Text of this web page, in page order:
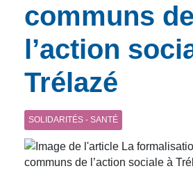
communs de
l’action
Trélazé
SOLIDARITÉS - SANTÉ